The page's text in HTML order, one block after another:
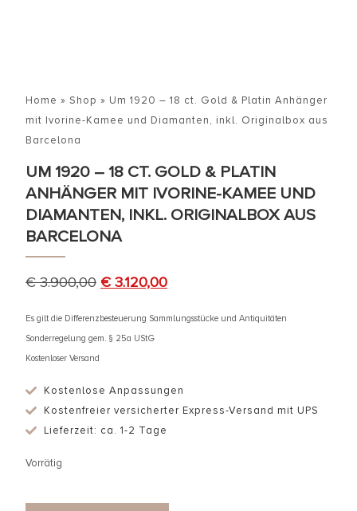
Home » Shop » Um 1920 – 18 ct. Gold & Platin Anhänger
mit Ivorine-Kamee und Diamanten, inkl. Originalbox aus
Barcelona
UM 1920 – 18 CT. GOLD & PLATIN
ANHÄNGER MIT IVORINE-KAMEE UND
DIAMANTEN, INKL. ORIGINALBOX AUS
BARCELONA
€3.900,00 €3.120,00
Es gilt die Differenzbesteuerung Sammlungsstücke und Antiquitäten
Sonderregelung gem. § 25a UStG
Kostenloser Versand
Kostenlose Anpassungen
Kostenfreier versicherter Express-Versand mit UPS
Lieferzeit: ca. 1-2 Tage
Vorrätig